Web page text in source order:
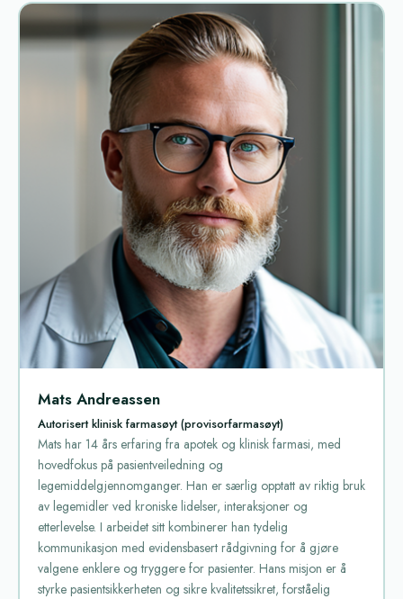
Mats Andreassen
Autorisert klinisk farmasøyt (provisorfarmasøyt)
Mats har 14 års erfaring fra apotek og klinisk farmasi, med
hovedfokus på pasientveiledning og
legemiddelgjennomganger. Han er særlig opptatt av riktig bruk
av legemidler ved kroniske lidelser, interaksjoner og
etterlevelse. I arbeidet sitt kombinerer han tydelig
kommunikasjon med evidensbasert rådgivning for å gjøre
valgene enklere og tryggere for pasienter. Hans misjon er å
styrke pasientsikkerheten og sikre kvalitetssikret, forståelig